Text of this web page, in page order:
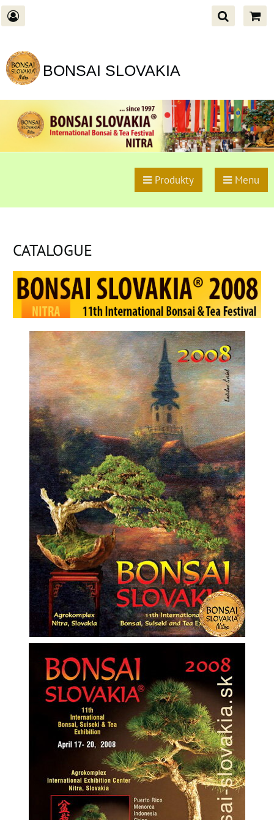
BONSAI SLOVAKIA
Produkty Menu
CATALOGUE